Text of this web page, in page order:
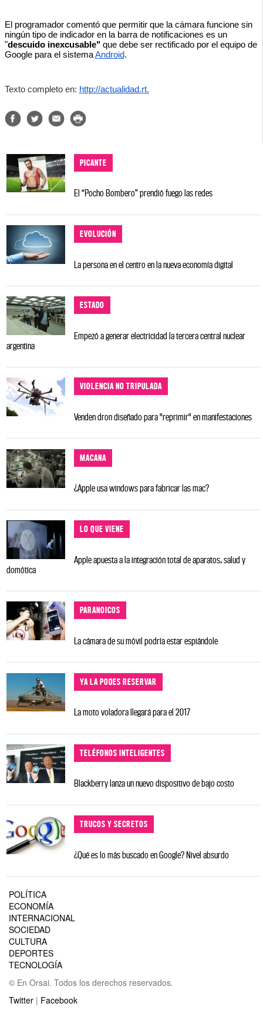
El programador comentó que permitir que la cámara funcione sin
ningún tipo de indicador en la barra de notificaciones es un
"descuido inexcusable" que debe ser rectificado por el equipo de
Google para el sistema Android.
Texto completo en: http://actualidad.rt.
PICANTE
El “Pocho Bombero” prendió fuego las redes
EVOLUCIÓN
La persona en el centro en la nueva economía digital
ESTADO
Empezó a generar electricidad la tercera central nuclear
argentina
VIOLENCIA NO TRIPULADA
Venden dron diseñado para "reprimir" en manifestaciones
MACANA
¿Apple usa windows para fabricar las mac?
LO QUE VIENE
Apple apuesta a la integración total de aparatos, salud y
domótica
PARANOICOS
La cámara de su móvil podría estar espiándole
YA LA PODES RESERVAR
La moto voladora llegará para el 2017
TELÉFONOS INTELIGENTES
Blackberry lanza un nuevo dispositivo de bajo costo
TRUCOS Y SECRETOS
¿Qué es lo más buscado en Google? Nivel absurdo
POLÍTICA
ECONOMÍA
INTERNACIONAL
SOCIEDAD
CULTURA
DEPORTES
TECNOLOGÍA
© En Orsai. Todos los derechos reservados.
Twitter | Facebook